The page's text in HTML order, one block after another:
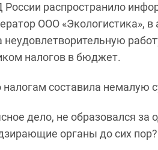
распространило
ООО «Экологистика», в
неудовлетворительную
налогов в бюджет.
составила немалую
дело, не образовался за
органы до сих пор?